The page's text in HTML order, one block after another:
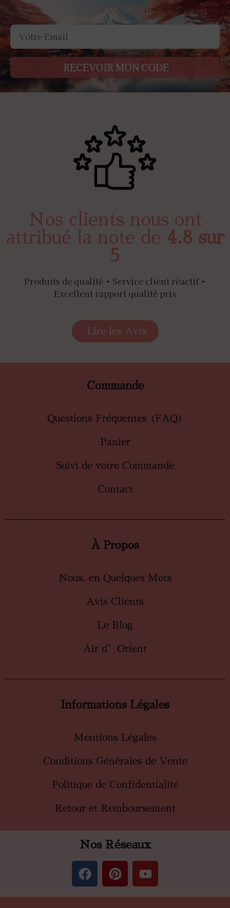
COMMANDE
RECEVOIR MON CODE
Nos clients nous ont
attribué la note de 4.8 sur
5
Produits de qualité • Service client réactif •
Excellent rapport qualité prix
Lire les Avis
Commande
Questions Fréquentes (FAQ)
Panier
Suivi de votre Commande
Contact
À Propos
Nous, en Quelques Mots
Avis Clients
Le Blog
Air d’Orient
Informations Légales
Mentions Légales
Conditions Générales de Vente
Politique de Confidentialité
Retour et Remboursement
Nos Réseaux